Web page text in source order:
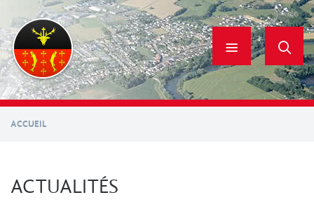
contenu
principal
ACCUEIL
ACTUALITÉS